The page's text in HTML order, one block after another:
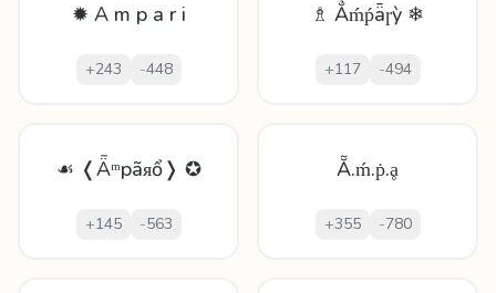
✹ A m p a r i
+243 -448
♗ Ẳḿṕǟɼỳ ❄
+117 -494
☙ ❬Ǟᵐpãᴙổ❭ ✪
+145 -563
Ẵ.ḿ.ṗ.ḁ
+355 -780